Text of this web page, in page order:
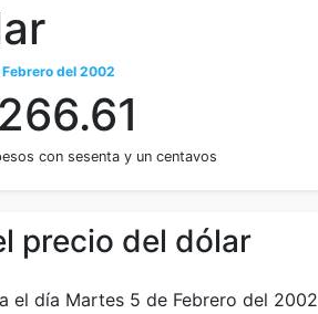
del 2002
con sesenta y un centavos
precio del dólar
el día Martes 5 de Febrero del 2002